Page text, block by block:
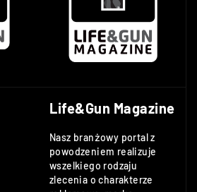
Life&Gun Magazine
Nasz branżowy portal z
powodzeniem realizuje
wszelkiego rodzaju
zlecenia o charakterze